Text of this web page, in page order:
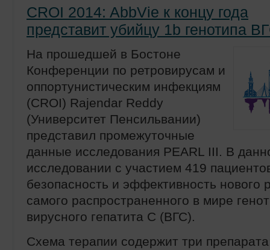
CROI 2014: AbbVie к концу года
представит убийцу 1b генотипа
На прошедшей в Бостоне
Конференции по ретровирусам и
оппортунистическим инфекциям
(CROI) Rajendar Reddy
(Университет Пенсильвании)
представил промежуточные
данные исследования PEARL III. В
исследовании с участием 419
безопасность и эффективность нового
самого распространенного в мире
вирусного гепатита С (ВГС).
Схема терапии содержит три